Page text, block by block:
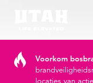
Voorkom